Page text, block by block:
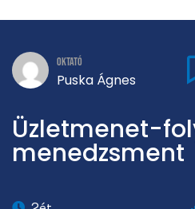
Oktató
Puska Ágnes
Üzletmenet-
menedzsment